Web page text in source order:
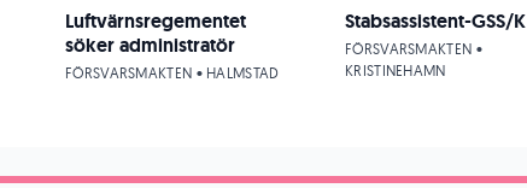
Luftvärnsregementet
söker administratör
FÖRSVARSMAKTEN • HALMSTAD
Stabsassistent-GSS/K
FÖRSVARSMAKTEN •
KRISTINEHAMN